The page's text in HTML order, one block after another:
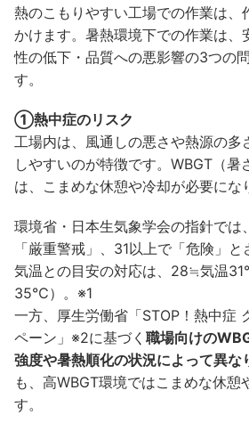
熱のこもりやすい工場での作業は、
かけます。暑熱環境下での作業は、
性の低下・品質への悪影響の3つの
す。
①熱中症のリスク
工場内は、風通しの悪さや熱源の多
しやすいのが特徴です。WBGT（暑
は、こまめな休憩や冷却が必要にな
環境省・日本生気象学会の指針では
「厳重警戒」、31以上で「危険」
気温との目安の対応は、28≒気温
35℃）。※1
一方、厚生労働省「STOP！熱中症
ペーン」※2に基づく 職場向けの
強度や暑熱順化の状況によって異な
も、高WBGT環境ではこまめな休憩
す。